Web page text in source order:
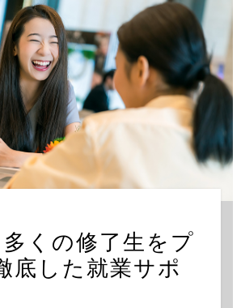
くの修了生をプ
底した就業サポ